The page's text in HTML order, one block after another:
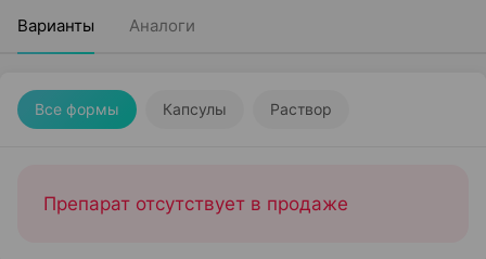
Варианты Аналоги
Все формы Капсулы Раствор
Препарат отсутствует в продаже